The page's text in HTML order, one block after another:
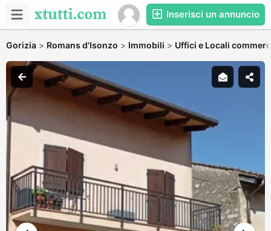
Inserisci un annuncio
Gorizia > Romans d'Isonzo > Immobili > Uffici e Locali